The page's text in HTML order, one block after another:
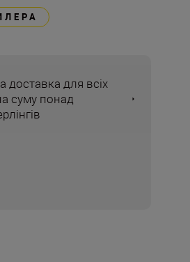
доставка для всіх
суму понад